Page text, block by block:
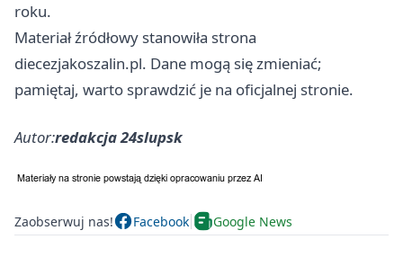
roku.
Materiał źródłowy stanowiła strona
diecezjakoszalin.pl. Dane mogą się zmieniać;
pamiętaj, warto sprawdzić je na oficjalnej stronie.
Autor:redakcja 24slupsk
Zaobserwuj nas! Facebook Google News